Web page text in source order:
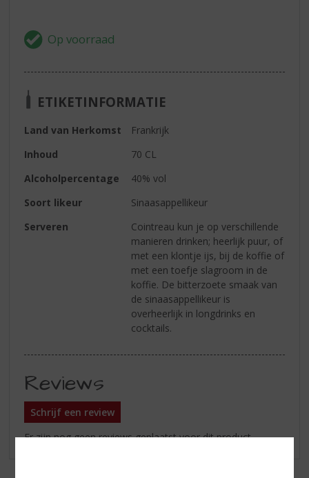
ETIKETINFORMATIE
Land van Herkomst
Frankrijk
Inhoud
70 CL
Alcoholpercentage
40% vol
Soort likeur
Sinaasappellikeur
Serveren
Cointreau kun je op verschillende
manieren drinken; heerlijk puur, of
met een klontje ijs, bij de koffie of
met een toefje slagroom in de
koffie. De bitterzoete smaak van
de sinaasappellikeur is
overheerlijk in longdrinks en
cocktails.
Reviews
Schrijf een review
Er zijn nog geen reviews geplaatst voor dit product